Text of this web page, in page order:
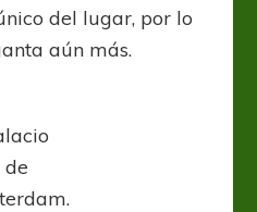
del lugar, por lo
aún más.
de